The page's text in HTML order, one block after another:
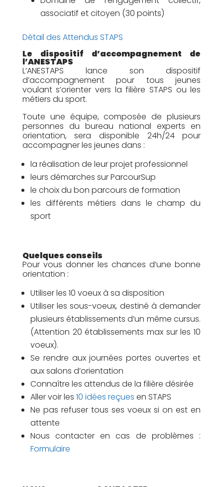
associatif et citoyen (30 points)
Détail des Attendus STAPS
Le dispositif d’accompagnement de
l’ANESTAPS
L’ANESTAPS lance son dispositif
d’accompagnement pour tous jeunes
voulant s’orienter vers la filière STAPS ou les
métiers du sport.
Toute une équipe, composée de plusieurs
personnes du bureau national experts en
orientation, sera disponible 24h/24 pour
accompagner les jeunes dans :
la réalisation de leur projet professionnel
leurs démarches sur ParcourSup
le choix du bon parcours de formation
les différents métiers dans le champ du
sport
Quelques conseils
Pour vous donner les chances d’une bonne
orientation :
Utiliser les 10 voeux à sa disposition
Utiliser les sous-voeux, destiné à demander
plusieurs établissements d’un même cursus.
(Attention 20 établissements max sur les 10
voeux).
Se rendre aux journées portes ouvertes et
aux salons d’orientation
Connaître les attendus de la filière désirée
Aller voir les 10 idées reçues en STAPS
Ne pas refuser tous ses voeux si on est en
attente
Nous contacter en cas de problèmes :
Formulaire